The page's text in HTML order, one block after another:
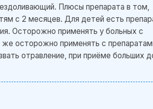
Плюсы препарата в том,
с 2 месяцев. Для детей есть
Осторожно применять у больных с
же осторожно применять с
отравление, при приёме больших